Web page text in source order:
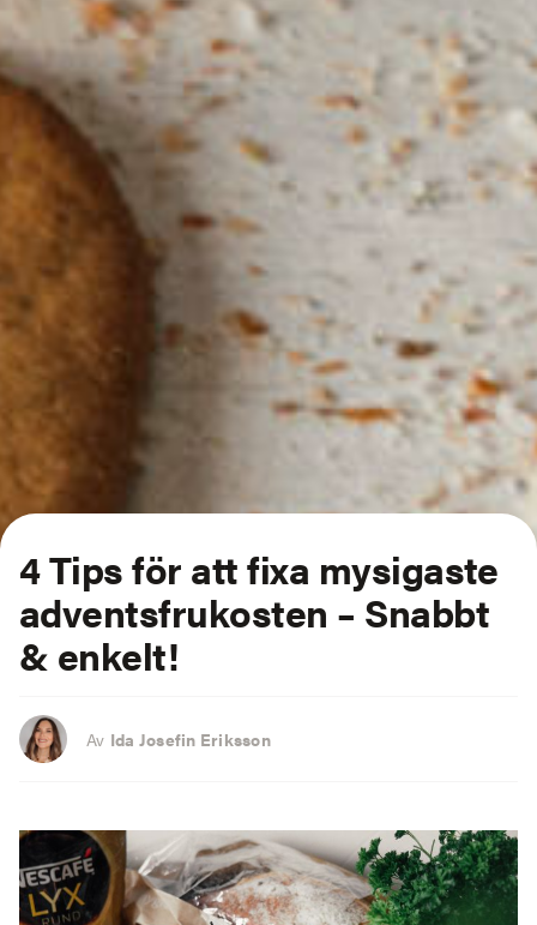
4 Tips för att fixa mysigaste
adventsfrukosten – Snabbt
& enkelt!
Av Ida Josefin Eriksson